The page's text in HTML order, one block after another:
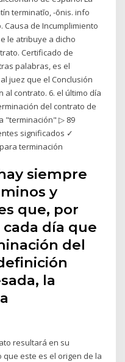
terminatĭo, -ōnis. info
de Incumplimiento
le atribuye a dicho
Certificado de
palabras, es el
juez que el Conclusión
al contrato. 6. el último día
del contrato de
"terminación" ▷ 89
significados ✓
terminación
siempre
y
que, por
día que
del
la
resultará en su
este es el origen de la